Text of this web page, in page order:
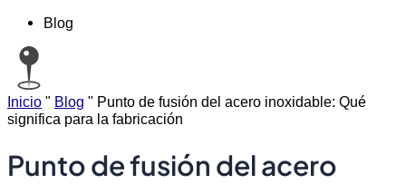
Blog
Inicio " Blog " Punto de fusión del acero inoxidable: Qué
significa para la fabricación
Punto de fusión del acero